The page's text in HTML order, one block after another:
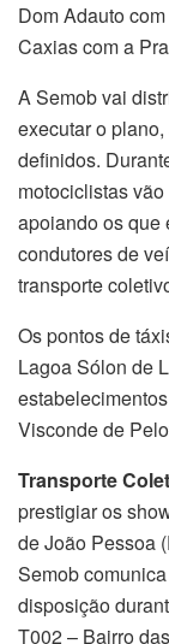
Dom Adauto
Caxias com a
A Semob vai
executar o
definidos.
motociclistas
apoiando os que
condutores de
transporte
Os pontos de
Lagoa Sólon de
Visconde de
Transporte
prestigiar os
de João Pessoa
Semob
disposição
T002 – Bairro